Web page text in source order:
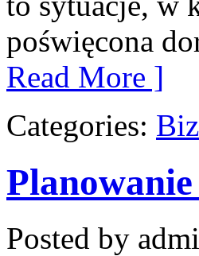
poświęcona
Read More ]
Categories:
Planowanie
Posted by